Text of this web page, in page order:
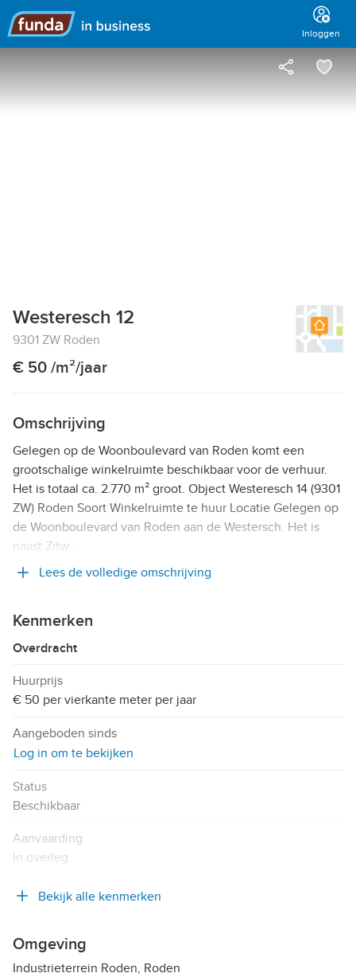
Hoofdmenu
Inloggen
Westeresch 12
9301 ZW Roden
€ 50 /m²/jaar
Omschrijving
Gelegen op de Woonboulevard van Roden komt een
grootschalige winkelruimte beschikbaar voor de verhuur.
Het is totaal ca. 2.770 m² groot. Object Westeresch 14 (9301
ZW) Roden Soort Winkelruimte te huur Locatie Gelegen op
de Woonboulevard van Roden aan de Westersch. Het is
naast Zitw …
Lees de volledige omschrijving
Kenmerken
Overdracht
Huurprijs
€ 50 per vierkante meter per jaar
Aangeboden sinds
Log in om te bekijken
Status
Beschikbaar
Aanvaarding
In overleg
Bekijk alle kenmerken
Omgeving
Industrieterrein Roden, Roden